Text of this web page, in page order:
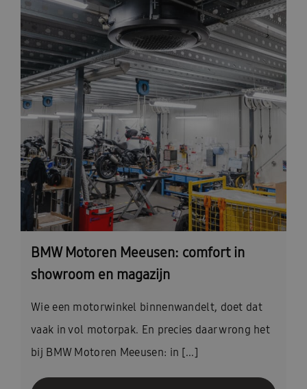
BMW Motoren Meeusen: comfort in
showroom en magazijn
Wie een motorwinkel binnenwandelt, doet dat
vaak in vol motorpak. En precies daar wrong het
bij BMW Motoren Meeusen: in [...]